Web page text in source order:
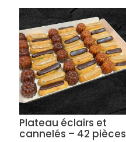
produit
a
plusieurs
variations.
Les
options
peuvent
être
choisies
sur
la
page
Plateau éclairs et
cannelés – 42 pièces